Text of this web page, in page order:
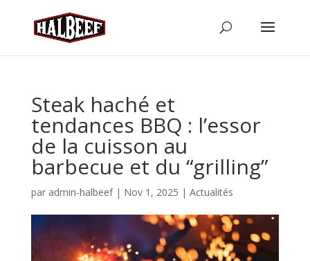
Steak haché et
tendances BBQ : l’essor
de la cuisson au
barbecue et du “grilling”
par admin-halbeef| Nov 1, 2025 | Actualités